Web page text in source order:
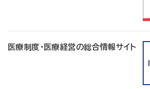
医療制度・医療経営の総合情報サイト